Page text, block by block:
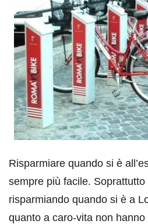
Risparmiare quando si è
sempre più facile. Soprattutto
risparmiando quando si è a
quanto a caro-vita non